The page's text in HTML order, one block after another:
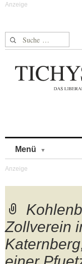
Suche nach:
Menü
Zollverein